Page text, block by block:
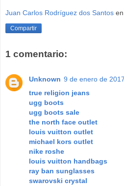
Juan Carlos Rodríguez dos Santos en
Compartir
1 comentario:
Unknown 9 de enero de
true religion jeans
ugg boots
ugg boots sale
the north face outlet
louis vuitton outlet
michael kors outlet
nike roshe
louis vuitton handbags
ray ban sunglasses
swarovski crystal